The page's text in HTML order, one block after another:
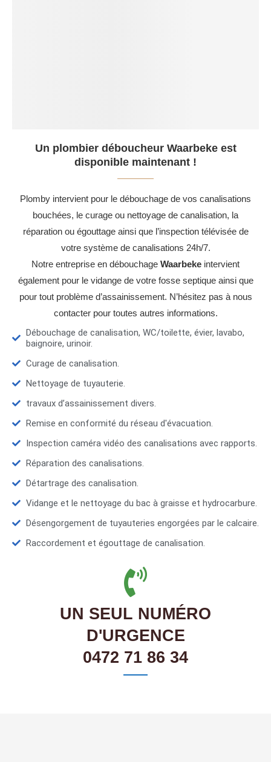
Un plombier déboucheur Waarbeke est
disponible maintenant !
Plomby intervient pour le débouchage de vos canalisations
bouchées, le curage ou nettoyage de canalisation, la
réparation ou égouttage ainsi que l’inspection télévisée de
votre système de canalisations 24h/7.
Notre entreprise en débouchage Waarbeke intervient
également pour le vidange de votre fosse septique ainsi que
pour tout problème d’assainissement. N’hésitez pas à nous
contacter pour toutes autres informations.
Débouchage de canalisation, WC/toilette, évier, lavabo,
baignoire, urinoir.
Curage de canalisation.
Nettoyage de tuyauterie.
travaux d’assainissement divers.
Remise en conformité du réseau d'évacuation.
Inspection caméra vidéo des canalisations avec rapports.
Réparation des canalisations.
Détartrage des canalisation.
Vidange et le nettoyage du bac à graisse et hydrocarbure.
Désengorgement de tuyauteries engorgées par le calcaire.
Raccordement et égouttage de canalisation.
UN SEUL NUMÉRO
D'URGENCE
0472 71 86 34